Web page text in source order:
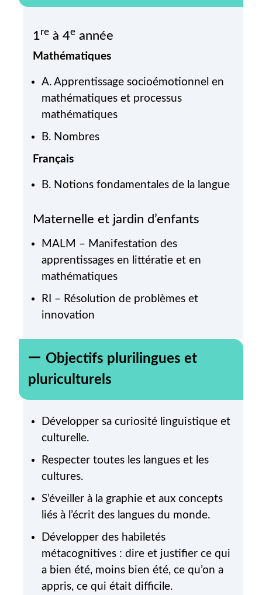
1re à 4e année
Mathématiques
A. Apprentissage socioémotionnel en
mathématiques et processus
mathématiques
B. Nombres
Français
B. Notions fondamentales de la langue
Maternelle et jardin d’enfants
MALM – Manifestation des
apprentissages en littératie et en
mathématiques
RI – Résolution de problèmes et
innovation
Objectifs plurilingues et
pluriculturels
Développer sa curiosité linguistique et
culturelle.
Respecter toutes les langues et les
cultures.
S’éveiller à la graphie et aux concepts
liés à l’écrit des langues du monde.
Développer des habiletés
métacognitives : dire et justifier ce qui
a bien été, moins bien été, ce qu’on a
appris, ce qui était difficile.